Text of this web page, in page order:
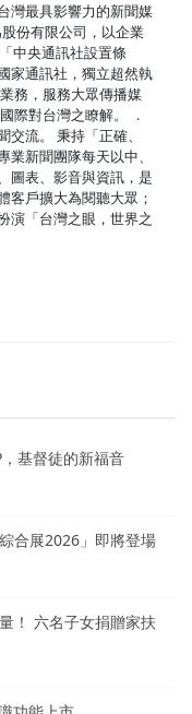
灣最具影響力的新聞媒
份有限公司，以企業
中央通訊社設置條
家通訊社，獨立超然執
務，服務大眾傳播媒
際對台灣之瞭解。 ．
流。 秉持「正確、
新聞團隊每天以中、
圖表、影音與資訊，是
客戶擴大為閱聽大眾；
演「台灣之眼，世界之
基督徒的新福音
合展2026」即將登場
！ 六名子女捐贈家扶